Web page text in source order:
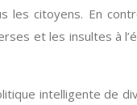
les citoyens. En
et les insultes à
intelligente de